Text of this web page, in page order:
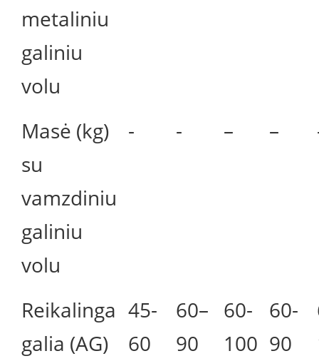
metaliniu
galiniu
volu
Masė (kg)
su
vamzdiniu
galiniu
volu
- - – –
Reikalinga
galia (AG)
45-
60
60–
90
60-
100
60-
90